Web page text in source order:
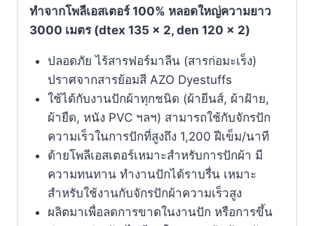
ทำจากโพลีเอสเตอร์ 100% หลอดใหญ่ความยาว
3000 เมตร (dtex 135 x 2, den 120 x 2)
ปลอดภัย ไร้สารฟอร์มาลีน (สารก่อมะเร็ง)
ปราศจากสารย้อมสี AZO Dyestuffs
ใช้ได้กับงานปักผ้าทุกชนิด (ผ้ายีนส์, ผ้าฝ้าย,
ผ้ายืด, หนัง PVC ฯลฯ) สามารถใช้กับจักรปัก
ความเร็วในการปักที่สูงถึง 1,200 ฝีเข็ม/นาที
ด้ายโพลีเอสเตอร์เหมาะสำหรับการปักผ้า มี
ความทนทาน ทำงานปักได้ราบรื่น เหมาะ
สำหรับใช้งานกับจักรปักผ้าความเร็วสูง
ผลิตมาเพื่อลดการขาดในงานปัก หรือการขึ้น